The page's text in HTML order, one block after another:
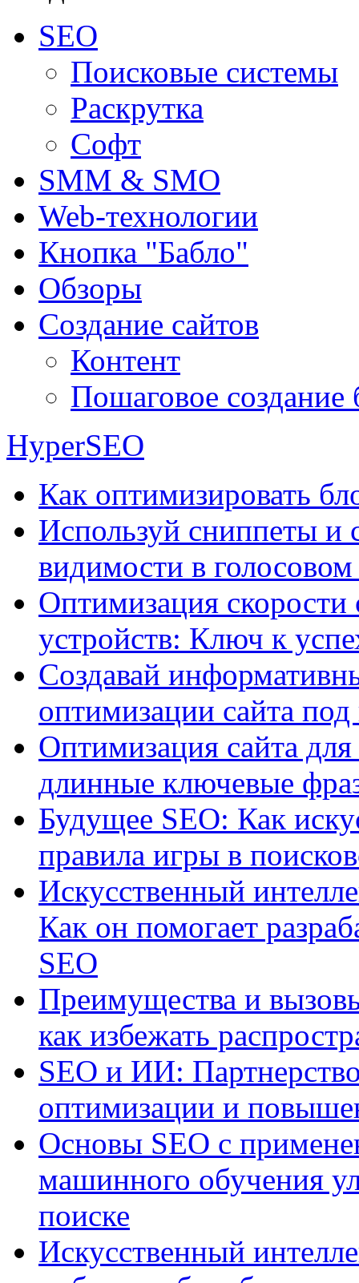
SEO
Поисковые системы
Раскрутка
Софт
SMM & SMO
Web-технологии
Кнопка "Бабло"
Обзоры
Создание сайтов
Контент
Пошаговое создание
HyperSEO
Как оптимизировать
Используй сниппеты и
видимости в
Оптимизация
устройств: Ключ к
Создавай
оптимизации сайта
Оптимизация сайта
длинные ключевые
Будущее SEO: Как
правила игры в
Искусственный
Как он помогает
SEO
Преимущества и
как избежать
SEO и ИИ:
оптимизации и
Основы SEO с
машинного обучения
поиске
Искусственный